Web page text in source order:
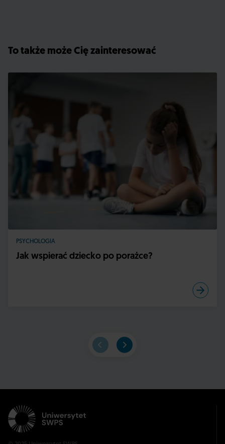
To także może Cię zainteresować
PSYCHOLOGIA
Jak wspierać dziecko po porażce?